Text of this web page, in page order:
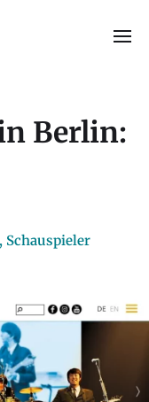
Berlin:
, Schauspieler